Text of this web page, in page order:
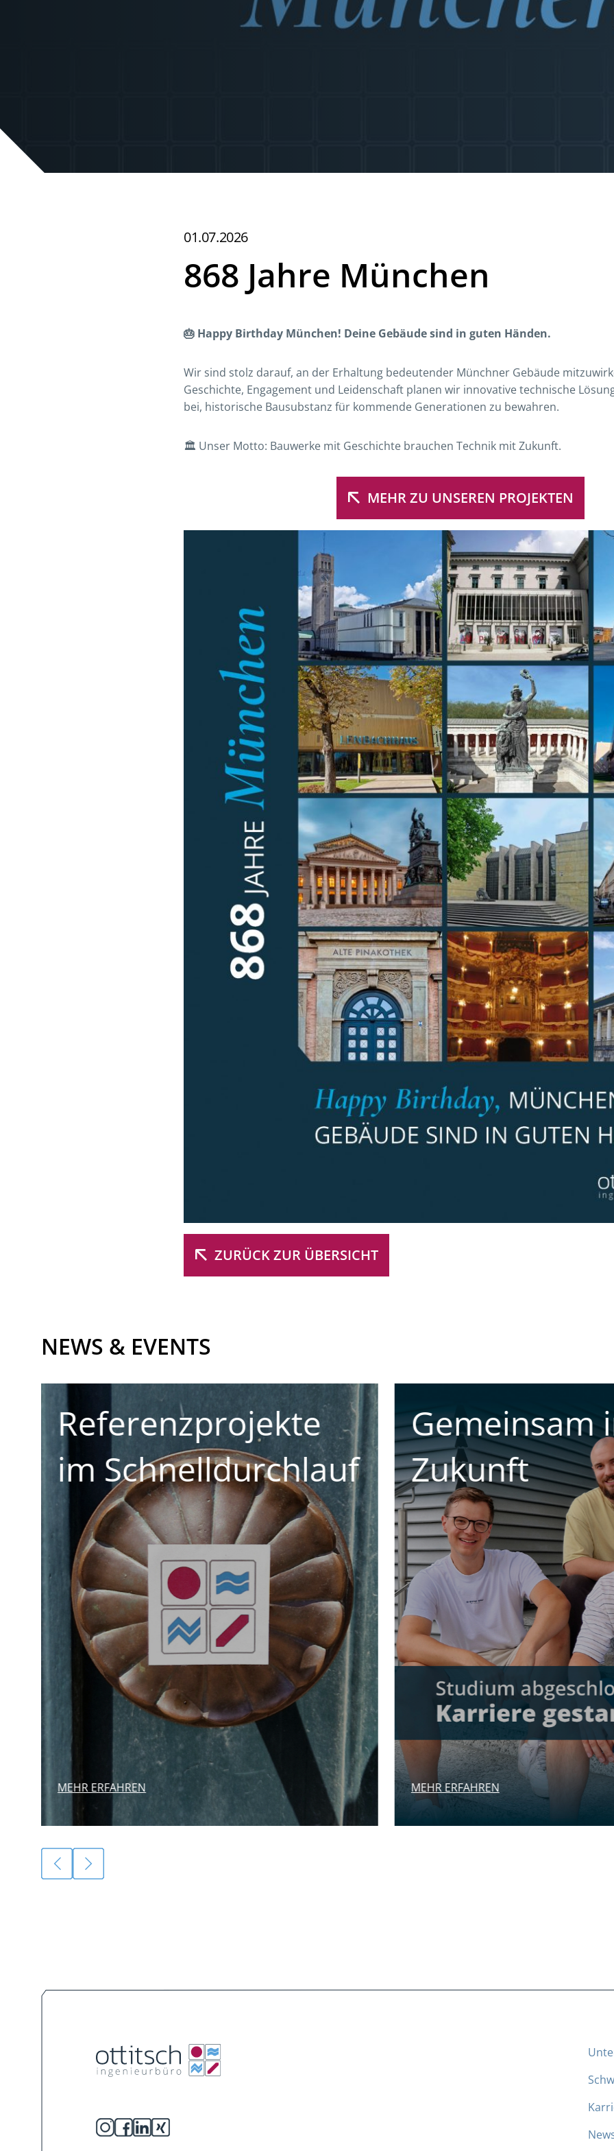
01.07.2026
868 Jahre München
🎂 Happy Birthday München! Deine Gebäude sind in guten Händen.
Wir sind stolz darauf, an der Erhaltung bedeutender Münchner Gebäude
Geschichte, Engagement und Leidenschaft planen wir innovative technische
bei, historische Bausubstanz für kommende Generationen zu bewahren.
🏛 Unser Motto: Bauwerke mit Geschichte brauchen Technik mit Zukunft.
MEHR ZU UNSEREN PROJEKTEN
ZURÜCK ZUR ÜBERSICHT
NEWS & EVENTS
Gemeinsam in die
Zukunft
MEHR ERFAHREN
Teamgeist
Würfel
MEHR ERFAHREN